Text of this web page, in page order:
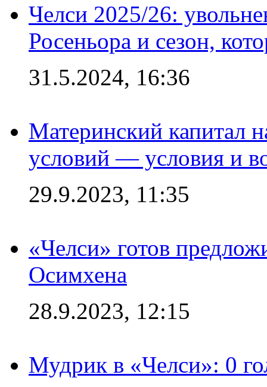
Челси 2025/26:
Росеньора и сезон,
31.5.2024, 16:36
Материнский капитал
условий — условия и
29.9.2023, 11:35
«Челси» готов
Осимхена
28.9.2023, 12:15
Мудрик в «Челси»: 0